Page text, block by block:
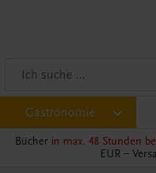
Gastronomie
Bücher in max. 48 Stunden
EUR –